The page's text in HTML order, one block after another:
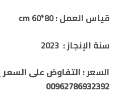
قياس العمل : cm60*80
سنة الإنجاز :
السعر :التفاوض على
00962786932392